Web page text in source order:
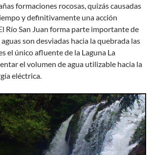
formaciones rocosas, quizás causadas
y definitivamente una acción
Río San Juan forma parte importante de
son desviadas hacia la quebrada las
el único afluente de la Laguna La
el volumen de agua utilizable hacia la
eléctrica.